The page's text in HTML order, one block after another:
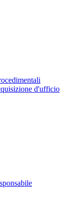
d'ufficio